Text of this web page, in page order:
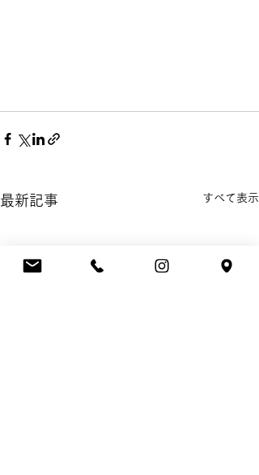
最新記事 すべて表示